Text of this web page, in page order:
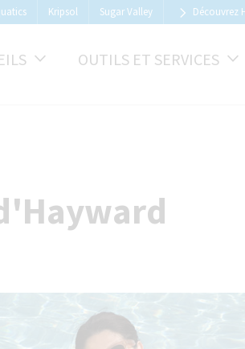
Kripsol Sugar Valley Découvrez
OUTILS ET SERVICES